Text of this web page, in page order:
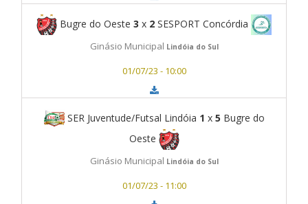
Bugre do Oeste 3 x 2 SESPORT Concórdia
Ginásio Municipal Lindóia do Sul
01/07/23 - 10:00
SER Juventude/Futsal Lindóia 1 x 5 Bugre do
Oeste
Ginásio Municipal Lindóia do Sul
01/07/23 - 11:00